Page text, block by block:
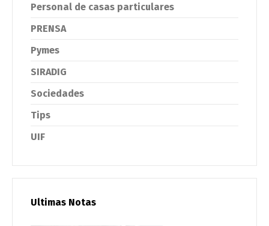
Personal de casas particulares
PRENSA
Pymes
SIRADIG
Sociedades
Tips
UIF
Ultimas Notas